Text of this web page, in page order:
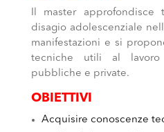
Il master approfondisce
disagio adolescenziale
manifestazioni e si
tecniche utili al
pubbliche e private.
OBIETTIVI
Acquisire conoscenze